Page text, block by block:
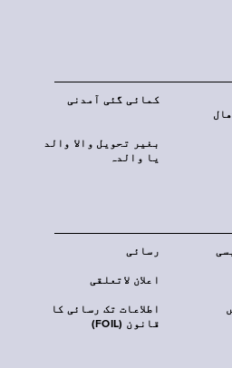
کمائی گئی آمدنی
بغیر تحویل والا والد
یا والدہ
رسائی
اعلان لاتعلقی
اطلاعات تک رسائی کا
قانون (FOIL)